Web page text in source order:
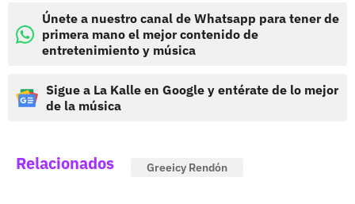
Únete a nuestro canal de Whatsapp para tener de
primera mano el mejor contenido de
entretenimiento y música
Sigue a La Kalle en Google y entérate de lo mejor
de la música
Relacionados Greeicy Rendón